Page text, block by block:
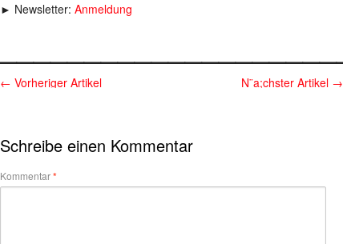
► Newsletter: Anmeldung
← Vorheriger Artikel N¨a;chster Artikel →
Schreibe einen Kommentar
Kommentar*